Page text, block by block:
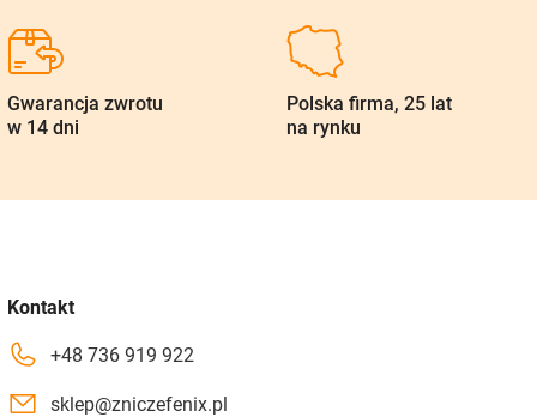
Gwarancja zwrotu
w 14 dni
Polska firma, 25 lat
na rynku
Kontakt
+48 736 919 922
sklep@zniczefenix.pl